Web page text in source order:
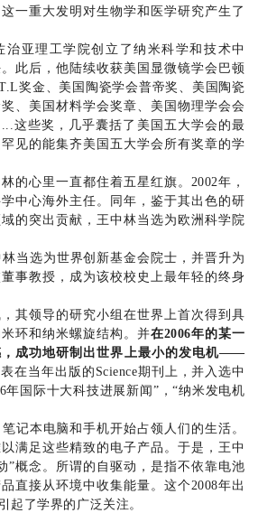
一重大发明对生物学和医学研究产生了
治亚理工学院创立了纳米科学和技术中
此后，他陆续收获美国显微镜学会巴顿
奖金、美国陶瓷学会普帝奖、美国陶瓷
、美国材料学会奖章、美国物理学会会
这些奖，几乎囊括了美国五大学会的最
见的能集齐美国五大学会所有奖章的学
的心里一直都住着五星红旗。2002年，
中心海外主任。同年，鉴于其出色的研
的突出贡献，王中林当选为欧洲科学院
当选为世界创新基金会院士，并晋升为
事教授，成为该校校史上最年轻的终身
其领导的研究小组在世界上首次得到具
环和纳米螺旋结构。并在2006年的某一
成功地研制出世界上最小的发电机——
在当年出版的Science期刊上，并入选中
年国际十大科技进展新闻”，“纳米发电机
记本电脑和手机开始占领人们的生活。
满足这些精致的电子产品。于是，王中
”概念。所谓的自驱动，是指不依靠电池
直接从环境中收集能量。这个2008年出
起了学界的广泛关注。